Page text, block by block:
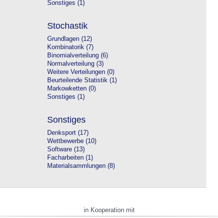
Sonstiges (1)
Stochastik
Grundlagen (12)
Kombinatorik (7)
Binomialverteilung (6)
Normalverteilung (3)
Weitere Verteilungen (0)
Beurteilende Statistik (1)
Markowketten (0)
Sonstiges (1)
Sonstiges
Denksport (17)
Wettbewerbe (10)
Software (13)
Facharbeiten (1)
Materialsammlungen (8)
in Kooperation mit